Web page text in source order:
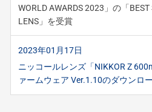
WORLD AWARDS 2023」の「BEST
LENS」を受賞
2023年01月17日
ニッコールレンズ「NIKKOR Z
ァームウェア Ver.1.10のダウンロ